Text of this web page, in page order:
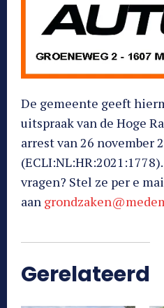
De gemeente geeft
uitspraak van de Hoge
arrest van 26 november
vragen? Stel ze per e
aan
Gerelateerd